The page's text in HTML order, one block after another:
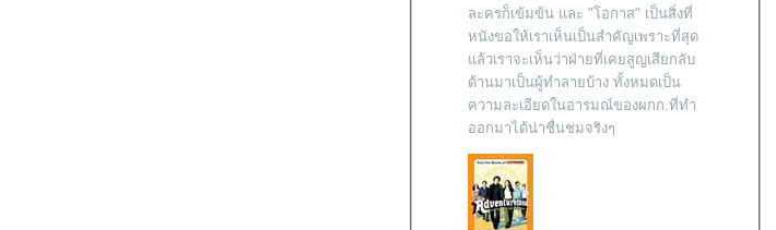
ละครก็เข้มข้น และ "โอกาส" เป็นสิ่งที่
หนังขอให้เราเห็นเป็นสำคัญเพราะที่สุด
ล้วเราจะเห็นว่าฝ่ายที่เคยสูญเสียกลับ
ด้านมาเป็นผู้ทำลายบ้าง ทั้งหมดเป็น
ความละเอียดในอารมณ์ของผกก.ที่ทำ
ออกมาได้น่าชื่นชมจริงๆ